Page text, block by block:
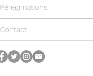
Pérégrinations
Contact